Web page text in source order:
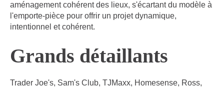
aménagement cohérent des lieux, s'écartant du modèle à
l'emporte-pièce pour offrir un projet dynamique,
intentionnel et cohérent.
Grands détaillants
Trader Joe's, Sam's Club, TJMaxx, Homesense, Ross,